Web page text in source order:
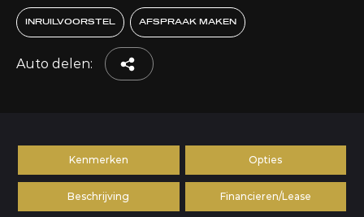
INRUILVOORSTEL AFSPRAAK MAKEN
Auto delen:
Kenmerken Opties
Beschrijving Financieren/Lease